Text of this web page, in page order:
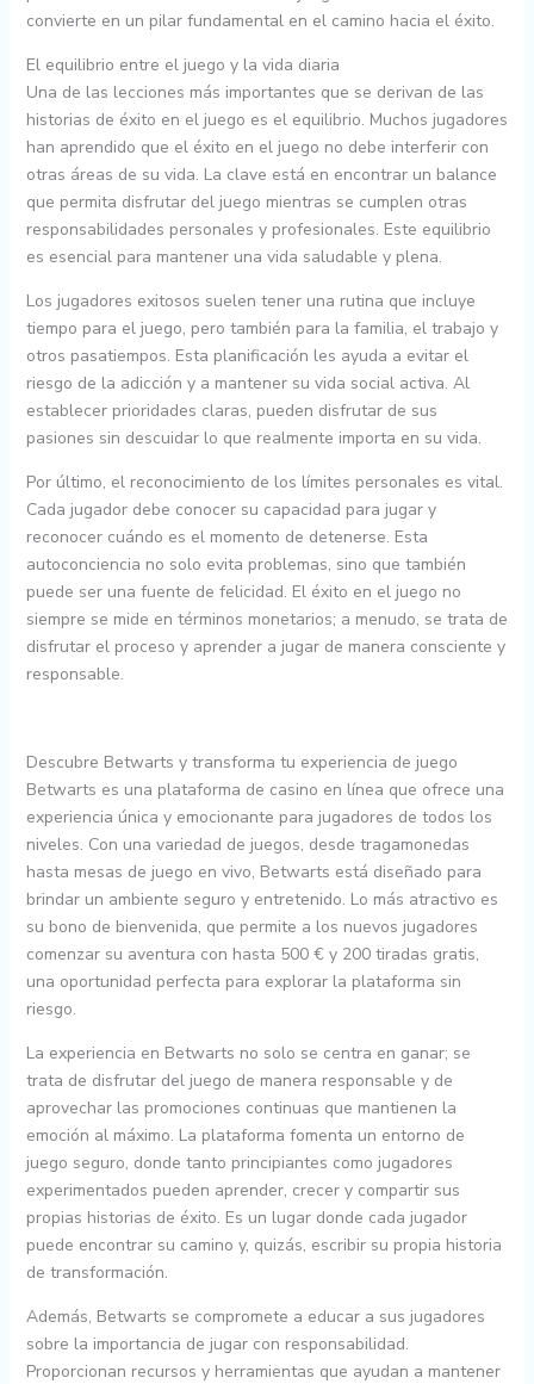
convierte en un pilar fundamental en el camino hacia el éxito.
El equilibrio entre el juego y la vida diaria
Una de las lecciones más importantes que se derivan de las
historias de éxito en el juego es el equilibrio. Muchos jugadores
han aprendido que el éxito en el juego no debe interferir con
otras áreas de su vida. La clave está en encontrar un balance
que permita disfrutar del juego mientras se cumplen otras
responsabilidades personales y profesionales. Este equilibrio
es esencial para mantener una vida saludable y plena.
Los jugadores exitosos suelen tener una rutina que incluye
tiempo para el juego, pero también para la familia, el trabajo y
otros pasatiempos. Esta planificación les ayuda a evitar el
riesgo de la adicción y a mantener su vida social activa. Al
establecer prioridades claras, pueden disfrutar de sus
pasiones sin descuidar lo que realmente importa en su vida.
Por último, el reconocimiento de los límites personales es vital.
Cada jugador debe conocer su capacidad para jugar y
reconocer cuándo es el momento de detenerse. Esta
autoconciencia no solo evita problemas, sino que también
puede ser una fuente de felicidad. El éxito en el juego no
siempre se mide en términos monetarios; a menudo, se trata de
disfrutar el proceso y aprender a jugar de manera consciente y
responsable.
Descubre Betwarts y transforma tu experiencia de juego
Betwarts es una plataforma de casino en línea que ofrece una
experiencia única y emocionante para jugadores de todos los
niveles. Con una variedad de juegos, desde tragamonedas
hasta mesas de juego en vivo, Betwarts está diseñado para
brindar un ambiente seguro y entretenido. Lo más atractivo es
su bono de bienvenida, que permite a los nuevos jugadores
comenzar su aventura con hasta 500 € y 200 tiradas gratis,
una oportunidad perfecta para explorar la plataforma sin
riesgo.
La experiencia en Betwarts no solo se centra en ganar; se
trata de disfrutar del juego de manera responsable y de
aprovechar las promociones continuas que mantienen la
emoción al máximo. La plataforma fomenta un entorno de
juego seguro, donde tanto principiantes como jugadores
experimentados pueden aprender, crecer y compartir sus
propias historias de éxito. Es un lugar donde cada jugador
puede encontrar su camino y, quizás, escribir su propia historia
de transformación.
Además, Betwarts se compromete a educar a sus jugadores
sobre la importancia de jugar con responsabilidad.
Proporcionan recursos y herramientas que ayudan a mantener